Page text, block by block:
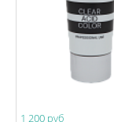
1 200 руб